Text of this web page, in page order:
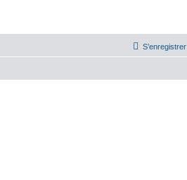
S’enregistrer